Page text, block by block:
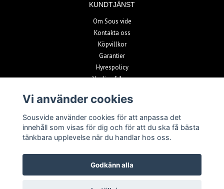
KUNDTJÄNST
Om Sous vide
Kontakta oss
Köpvillkor
Garantier
Hyrespolicy
Vanliga frågor
Vi använder cookies
Sousvide använder cookies för att anpassa det
innehåll som visas för dig och för att du ska få bästa
tänkbara upplevelse när du handlar hos oss.
Godkänn alla